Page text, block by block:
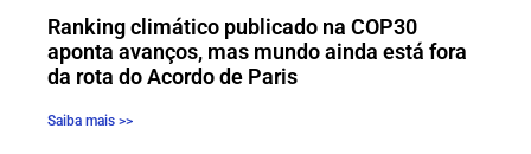
Ranking climático publicado na COP30
aponta avanços, mas mundo ainda está fora
da rota do Acordo de Paris
Saiba mais >>